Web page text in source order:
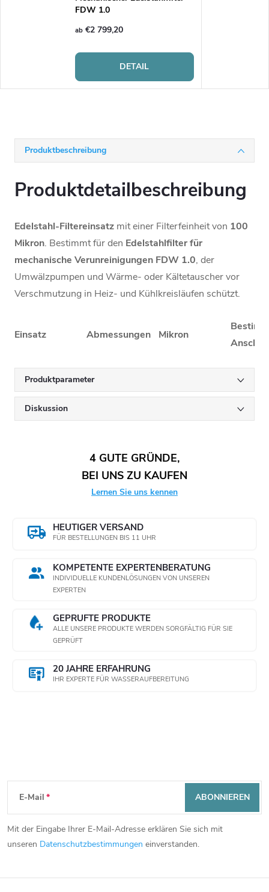
Produktbeschreibung
Produktdetailbeschreibung
Edelstahl-Filtereinsatz mit einer Filterfeinheit von 100
Mikron. Bestimmt für den Edelstahlfilter für
mechanische Verunreinigungen FDW 1.0, der
Umwälzpumpen und Wärme- oder Kältetauscher vor
Verschmutzung in Heiz- und Kühlkreisläufen schützt.
Einsatz Abmessungen Mikron
FV2
110 x 400 mm DN
Produktparameter
Diskussion
FDW 1.0
ab€2 799,20
DETAIL
4 GUTE GRÜNDE,
BEI UNS ZU KAUFEN
Lernen Sie uns kennen
HEUTIGER VERSAND
FÜR BESTELLUNGEN BIS 11 UHR
KOMPETENTE EXPERTENBERATUNG
INDIVIDUELLE KUNDENLÖSUNGEN VON UNSEREN
EXPERTEN
GEPRÜFTE PRODUKTE
ALLE UNSERE PRODUKTE WERDEN SORGFÄLTIG FÜR SIE
GEPRÜFT
20 JAHRE ERFAHRUNG
IHR EXPERTE FÜR WASSERAUFBEREITUNG
F
u
ß
z
E-Mail
Mit der Eingabe Ihrer E-Mail-Adresse erklären Sie sich mit
unseren Datenschutzbestimmungen einverstanden.
ABONNIEREN